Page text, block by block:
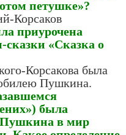
петушке»?
Корсаков
приурочена
сказки «Сказка о
Корсакова была
Пушкина.
была
Пушкина в мир